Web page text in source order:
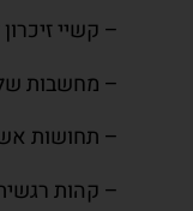
– קשיי
– מחשבות
– תחושות
– קהות